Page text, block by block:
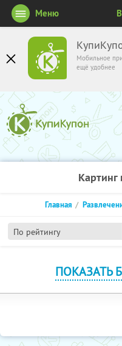
Мобильное
ещё удобнее
Меню
По рейтингу
Главная
ПОКАЗАТЬ